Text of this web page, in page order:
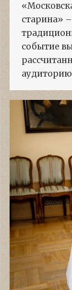
старина»
событие